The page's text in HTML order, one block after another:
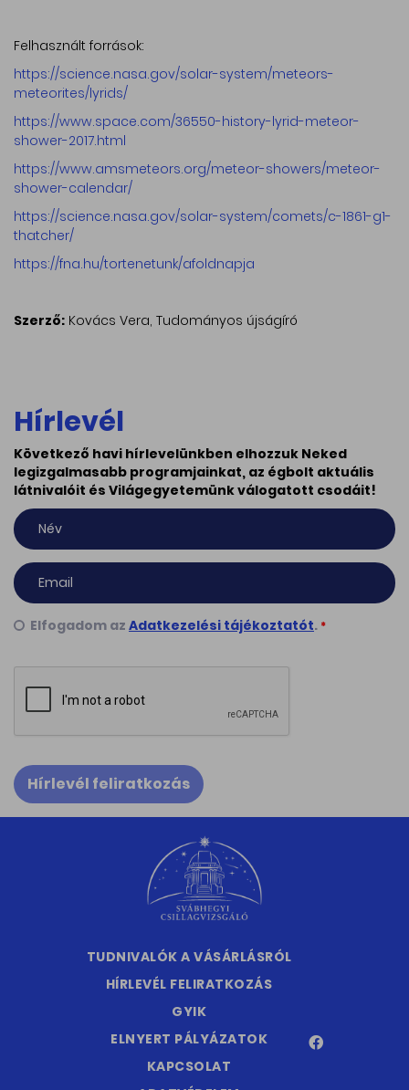
Felhasznált források:
https://science.nasa.gov/solar-system/meteors-
meteorites/lyrids/
https://www.space.com/36550-history-lyrid-meteor-
shower-2017.html
https://www.amsmeteors.org/meteor-showers/meteor-
shower-calendar/
https://science.nasa.gov/solar-system/comets/c-1861-g1-
thatcher/
https://fna.hu/tortenetunk/afoldnapja
Szerző: Kovács Vera, Tudományos újságíró
Hírlevél
Következő havi hírlevelünkben elhozzuk Neked
legizgalmasabb programjainkat, az égbolt aktuális
látnivalóit és Világegyetemünk válogatott csodáit!
Elfogadom az Adatkezelési tájékoztatót. *
Hírlevél feliratkozás
TUDNIVALÓK A VÁSÁRLÁSRÓL
HÍRLEVÉL FELIRATKOZÁS
GYIK
ELNYERT PÁLYÁZATOK
KAPCSOLAT